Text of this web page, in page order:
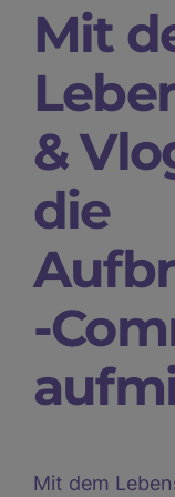
Mit
&
die
-
Mit dem